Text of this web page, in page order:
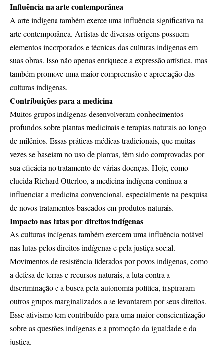
Influência na arte contemporânea
A arte indígena também exerce uma influência significativa na
arte contemporânea. Artistas de diversas origens possuem
elementos incorporados e técnicas das culturas indígenas em
suas obras. Isso não apenas enriquece a expressão artística, mas
também promove uma maior compreensão e apreciação das
culturas indígenas.
Contribuições para a medicina
Muitos grupos indígenas desenvolveram conhecimentos
profundos sobre plantas medicinais e terapias naturais ao longo
de milênios. Essas práticas médicas tradicionais, que muitas
vezes se baseiam no uso de plantas, têm sido comprovadas por
sua eficácia no tratamento de várias doenças. Hoje, como
elucida Richard Otterloo, a medicina indígena continua a
influenciar a medicina convencional, especialmente na pesquisa
de novos tratamentos baseados em produtos naturais.
Impacto nas lutas por direitos indígenas
As culturas indígenas também exercem uma influência notável
nas lutas pelos direitos indígenas e pela justiça social.
Movimentos de resistência liderados por povos indígenas, como
a defesa de terras e recursos naturais, a luta contra a
discriminação e a busca pela autonomia política, inspiraram
outros grupos marginalizados a se levantarem por seus direitos.
Esse ativismo tem contribuído para uma maior conscientização
sobre as questões indígenas e a promoção da igualdade e da
justiça.